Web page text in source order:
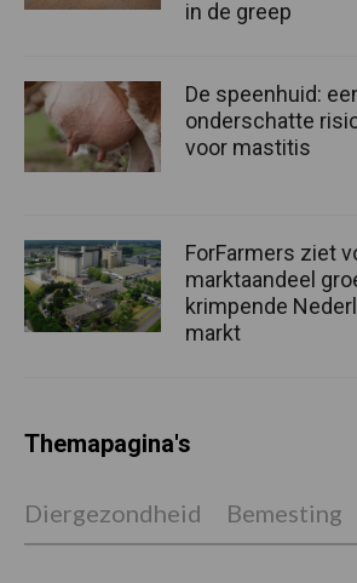
in de greep
De speenhuid:
onderschatte
voor mastitis
ForFarmers ziet
marktaandeel
krimpende
markt
Themapagina's
Diergezondheid Bemesting